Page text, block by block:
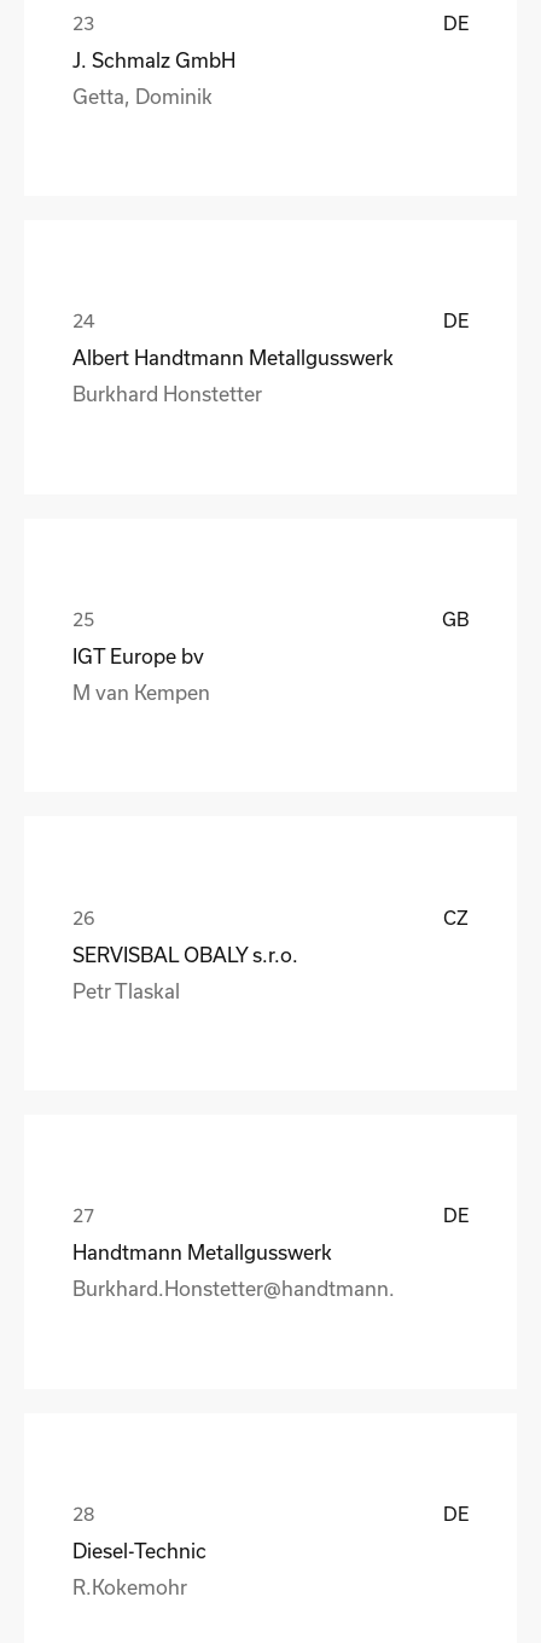
DE
J. Schmalz GmbH
Getta, Dominik
DE
Albert Handtmann Metallgusswerk
Burkhard Honstetter
GB
IGT Europe bv
M van Kempen
CZ
SERVISBAL OBALY s.r.o.
Petr Tlaskal
DE
Handtmann Metallgusswerk
Burkhard.Honstetter@handtmann.
DE
Diesel-Technic
R.Kokemohr